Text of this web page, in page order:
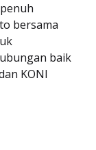
bersama
baik
KONI